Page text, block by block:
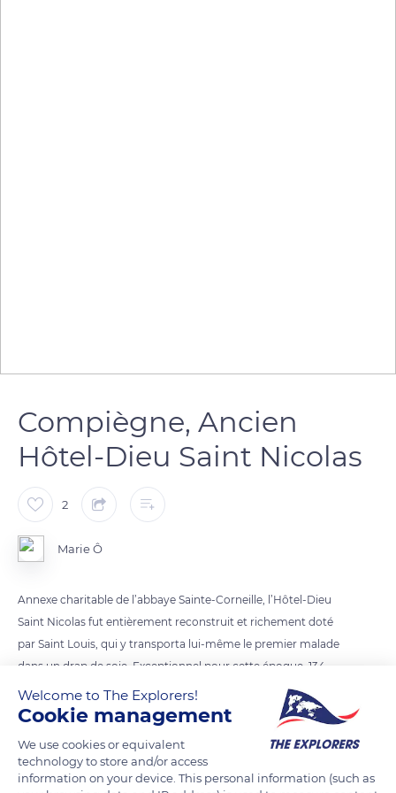
Compiègne, Ancien
Hôtel-Dieu Saint Nicolas
2
Marie Ô
Annexe charitable de l’abbaye Sainte-Corneille, l’Hôtel-Dieu
Saint Nicolas fut entièrement reconstruit et richement doté
par Saint Louis, qui y transporta lui-même le premier malade
dans un drap de soie. Exceptionnel pour cette époque, 134
pauvres et malades avaient chaud, dormaient dans un lit
individuel et étaient nourris. Les religieuses Augustines y
Paul.
Depuis sa réunion avec l’hôpital général en 1894, les bâtiments
Welcome to The Explorers!
Cookie management
We use cookies or equivalent
technology to store and/or access
information on your device. This personal information (such as